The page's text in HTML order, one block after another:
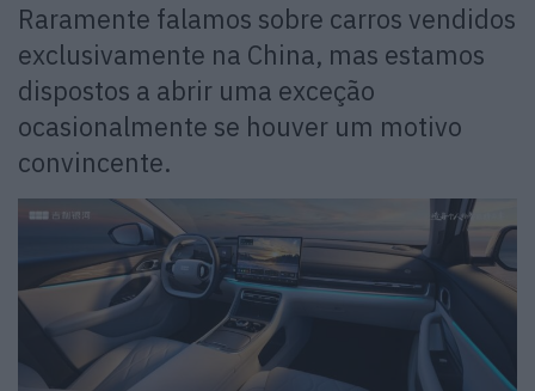
Raramente falamos sobre carros vendidos
exclusivamente na China, mas estamos
dispostos a abrir uma exceção
ocasionalmente se houver um motivo
convincente.